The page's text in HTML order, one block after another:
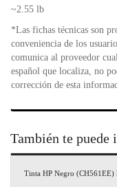
~2.55 lb
*Las fichas técnicas son
conveniencia de los
comunica al proveedor
español que localiza, no
corrección de esta
También te puede
Tinta HP Negro (CH561EE)